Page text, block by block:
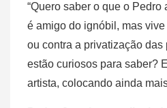
“Quero saber o que o
é amigo do ignóbil, mas
ou contra a privatização das
estão curiosos para saber?
artista, colocando ainda